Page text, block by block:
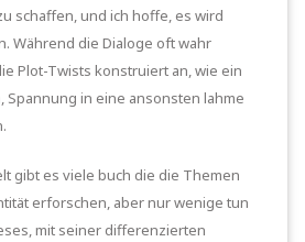
schaffen, und ich hoffe, es wird
Während die Dialoge oft wahr
Plot-Twists konstruiert an, wie ein
Spannung in eine ansonsten lahme
gibt es viele buch die die Themen
erforschen, aber nur wenige tun
mit seiner differenzierten